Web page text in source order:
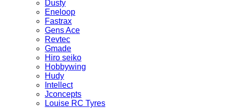
Dusty
Eneloop
Fastrax
Gens Ace
Revtec
Gmade
Hiro seiko
Hobbywing
Hudy
Intellect
Jconcepts
Louise RC Tyres